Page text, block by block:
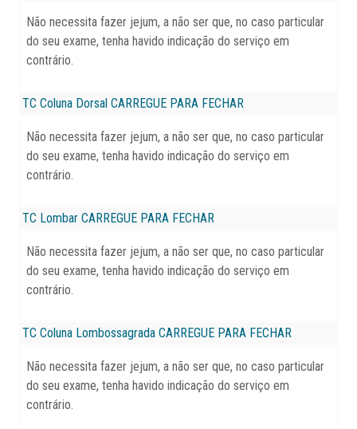
Não necessita fazer jejum, a não ser que, no caso particular
do seu exame, tenha havido indicação do serviço em
contrário.
TC Coluna Dorsal CARREGUE PARA FECHAR
Não necessita fazer jejum, a não ser que, no caso particular
do seu exame, tenha havido indicação do serviço em
contrário.
TC Lombar CARREGUE PARA FECHAR
Não necessita fazer jejum, a não ser que, no caso particular
do seu exame, tenha havido indicação do serviço em
contrário.
TC Coluna Lombossagrada CARREGUE PARA FECHAR
Não necessita fazer jejum, a não ser que, no caso particular
do seu exame, tenha havido indicação do serviço em
contrário.